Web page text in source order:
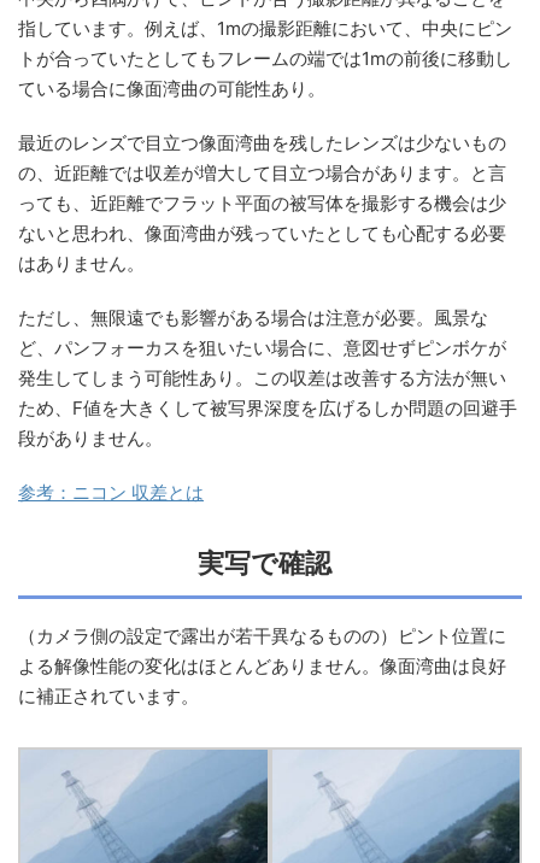
指しています。例えば、1mの撮影距離において、中央にピン
トが合っていたとしてもフレームの端では1mの前後に移動し
ている場合に像面湾曲の可能性あり。
最近のレンズで目立つ像面湾曲を残したレンズは少ないもの
の、近距離では収差が増大して目立つ場合があります。と言
っても、近距離でフラット平面の被写体を撮影する機会は少
ないと思われ、像面湾曲が残っていたとしても心配する必要
はありません。
ただし、無限遠でも影響がある場合は注意が必要。風景な
ど、パンフォーカスを狙いたい場合に、意図せずピンボケが
発生してしまう可能性あり。この収差は改善する方法が無い
ため、F値を大きくして被写界深度を広げるしか問題の回避手
段がありません。
参考：ニコン 収差とは
実写で確認
（カメラ側の設定で露出が若干異なるものの）ピント位置に
よる解像性能の変化はほとんどありません。像面湾曲は良好
に補正されています。